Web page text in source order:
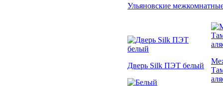
Ульяновские
Дверь Silk ПЭТ белый